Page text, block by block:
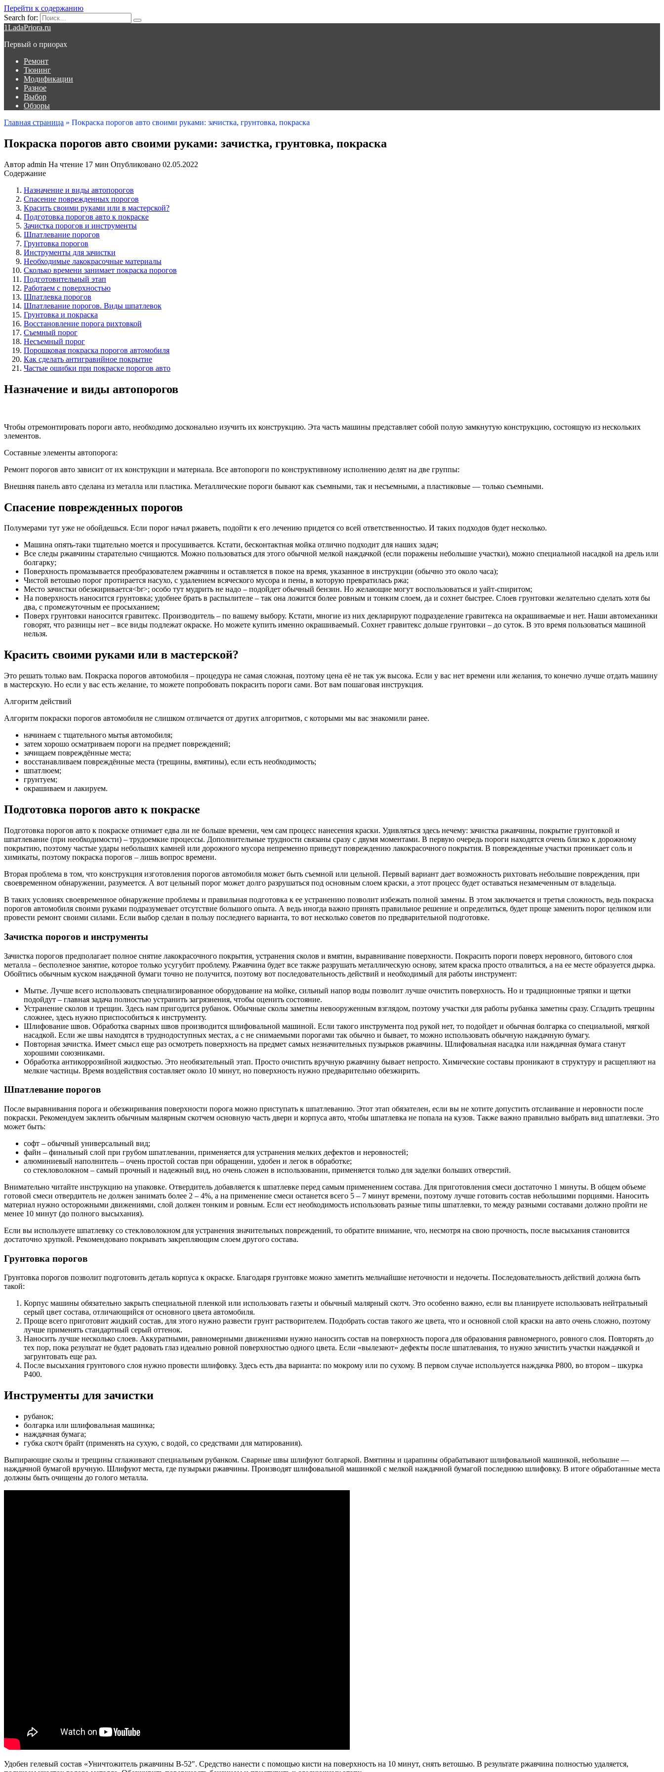
Перейти к содержанию
Search for:
1LadaPriora.ru
Первый о приорах
Ремонт
Тюнинг
Модификации
Разное
Выбор
Обзоры
Главная страница » Покраска порогов авто своими руками: зачистка, грунтовка, покраска
Покраска порогов авто своими руками: зачистка, грунтовка, покраска
Автор admin На чтение 17 мин Опубликовано 02.05.2022
Содержание
Назначение и виды автопорогов
Спасение поврежденных порогов
Красить своими руками или в мастерской?
Подготовка порогов авто к покраске
Зачистка порогов и инструменты
Шпатлевание порогов
Грунтовка порогов
Инструменты для зачистки
Необходимые лакокрасочные материалы
Сколько времени занимает покраска порогов
Подготовительный этап
Работаем с поверхностью
Шпатлевка порогов
Шпатлевание порогов. Виды шпатлевок
Грунтовка и покраска
Восстановление порога рихтовкой
Съемный порог
Несъемный порог
Порошковая покраска порогов автомобиля
Как сделать антигравийное покрытие
Частые ошибки при покраске порогов авто
Назначение и виды автопорогов
Чтобы отремонтировать пороги авто, необходимо досконально изучить их конструкцию. Эта часть машины представляет собой полую замкнутую конструкцию, состоящую из нескольких
элементов.
Составные элементы автопорога:
Ремонт порогов авто зависит от их конструкции и материала. Все автопороги по конструктивному исполнению делят на две группы:
Внешняя панель авто сделана из металла или пластика. Металлические пороги бывают как съемными, так и несъемными, а пластиковые — только съемными.
Спасение поврежденных порогов
Полумерами тут уже не обойдешься. Если порог начал ржаветь, подойти к его лечению придется со всей ответственностью. И таких подходов будет несколько.
Машина опять-таки тщательно моется и просушивается. Кстати, бесконтактная мойка отлично подходит для наших задач;
Все следы ржавчины старательно счищаются. Можно пользоваться для этого обычной мелкой наждачкой (если поражены небольшие участки), можно специальной насадкой на дрель или
болгарку;
Поверхность промазывается преобразователем ржавчины и оставляется в покое на время, указанное в инструкции (обычно это около часа);
Чистой ветошью порог протирается насухо, с удалением всяческого мусора и пены, в которую превратилась ржа;
Место зачистки обезжиривается<br>; особо тут мудрить не надо – подойдет обычный бензин. Но желающие могут воспользоваться и уайт-спиритом;
На поверхность наносится грунтовка; удобнее брать в распылителе – так она ложится более ровным и тонким слоем, да и сохнет быстрее. Слоев грунтовки желательно сделать хотя бы
два, с промежуточным ее просыханием;
Поверх грунтовки наносится гравитекс. Производитель – по вашему выбору. Кстати, многие из них декларируют подразделение гравитекса на окрашиваемые и нет. Наши автомеханики
говорят, что разницы нет – все виды подлежат окраске. Но можете купить именно окрашиваемый. Сохнет гравитекс дольше грунтовки – до суток. В это время пользоваться машиной
нельзя.
Красить своими руками или в мастерской?
Это решать только вам. Покраска порогов автомобиля – процедура не самая сложная, поэтому цена её не так уж высока. Если у вас нет времени или желания, то конечно лучше отдать машину
в мастерскую. Но если у вас есть желание, то можете попробовать покрасить пороги сами. Вот вам пошаговая инструкция.
Алгоритм действий
Алгоритм покраски порогов автомобиля не слишком отличается от других алгоритмов, с которыми мы вас знакомили ранее.
начинаем с тщательного мытья автомобиля;
затем хорошо осматриваем пороги на предмет повреждений;
зачищаем повреждённые места;
восстанавливаем повреждённые места (трещины, вмятины), если есть необходимость;
шпатлюем;
грунтуем;
окрашиваем и лакируем.
Подготовка порогов авто к покраске
Подготовка порогов авто к покраске отнимает едва ли не больше времени, чем сам процесс нанесения краски. Удивляться здесь нечему: зачистка ржавчины, покрытие грунтовкой и
шпатлевание (при необходимости) – трудоемкие процессы. Дополнительные трудности связаны сразу с двумя моментами. В первую очередь пороги находятся очень близко к дорожному
покрытию, поэтому частые удары небольших камней или дорожного мусора непременно приведут повреждению лакокрасочного покрытия. В поврежденные участки проникает соль и
химикаты, поэтому покраска порогов – лишь вопрос времени.
Вторая проблема в том, что конструкция изготовления порогов автомобиля может быть съемной или цельной. Первый вариант дает возможность рихтовать небольшие повреждения, при
своевременном обнаружении, разумеется. А вот цельный порог может долго разрушаться под основным слоем краски, а этот процесс будет оставаться незамеченным от владельца.
В таких условиях своевременное обнаружение проблемы и правильная подготовка к ее устранению позволит избежать полной замены. В этом заключается и третья сложность, ведь покраска
порогов автомобиля своими руками подразумевает отсутствие большого опыта. А ведь иногда важно принять правильное решение и определиться, будет проще заменить порог целиком или
провести ремонт своими силами. Если выбор сделан в пользу последнего варианта, то вот несколько советов по предварительной подготовке.
Зачистка порогов и инструменты
Зачистка порогов предполагает полное снятие лакокрасочного покрытия, устранения сколов и вмятин, выравнивание поверхности. Покрасить пороги поверх неровного, битового слоя
металла – бесполезное занятие, которое только усугубит проблему. Ржавчина будет все также разрушать металлическую основу, затем краска просто отвалиться, а на ее месте образуется дырка.
Обойтись обычным куском наждачной бумаги точно не получится, поэтому вот последовательность действий и необходимый для работы инструмент:
Мытье. Лучше всего использовать специализированное оборудование на мойке, сильный напор воды позволит лучше очистить поверхность. Но и традиционные тряпки и щетки
подойдут – главная задача полностью устранить загрязнения, чтобы оценить состояние.
Устранение сколов и трещин. Здесь нам пригодится рубанок. Обычные сколы заметны невооруженным взглядом, поэтому участки для работы рубанка заметны сразу. Сгладить трещины
сложнее, здесь нужно приспособиться к инструменту.
Шлифование швов. Обработка сварных швов производится шлифовальной машиной. Если такого инструмента под рукой нет, то подойдет и обычная болгарка со специальной, мягкой
насадкой. Если же швы находятся в труднодоступных местах, а с не снимаемыми порогами так обычно и бывает, то можно использовать обычную наждачную бумагу.
Повторная зачистка. Имеет смысл еще раз осмотреть поверхность на предмет самых незначительных пузырьков ржавчины. Шлифовальная насадка или наждачная бумага станут
хорошими союзниками.
Обработка антикоррозийной жидкостью. Это необязательный этап. Просто очистить вручную ржавчину бывает непросто. Химические составы проникают в структуру и расщепляют на
мелкие частицы. Время воздействия составляет около 10 минут, но поверхность нужно предварительно обезжирить.
Шпатлевание порогов
После выравнивания порога и обезжиривания поверхности порога можно приступать к шпатлеванию. Этот этап обязателен, если вы не хотите допустить отслаивание и неровности после
покраски. Рекомендуем заклеить обычным малярным скотчем основную часть двери и корпуса авто, чтобы шпатлевка не попала на кузов. Также важно правильно выбрать вид шпатлевки. Это
может быть:
софт – обычный универсальный вид;
файн – финальный слой при грубом шпатлевании, применяется для устранения мелких дефектов и неровностей;
алюминиевый наполнитель – очень простой состав при обращении, удобен и легок в обработке;
со стекловолокном – самый прочный и надежный вид, но очень сложен в использовании, применяется только для заделки больших отверстий.
Внимательно читайте инструкцию на упаковке. Отвердитель добавляется к шпатлевке перед самым применением состава. Для приготовления смеси достаточно 1 минуты. В общем объеме
готовой смеси отвердитель не должен занимать более 2 – 4%, а на применение смеси останется всего 5 – 7 минут времени, поэтому лучше готовить состав небольшими порциями. Наносить
материал нужно осторожными движениями, слой должен тонким и ровным. Если ест необходимость использовать разные типы шпатлевки, то между разными составами должно пройти не
менее 10 минут (до полного высыхания).
Если вы используете шпатлевку со стекловолокном для устранения значительных повреждений, то обратите внимание, что, несмотря на свою прочность, после высыхания становится
достаточно хрупкой. Рекомендовано покрывать закрепляющим слоем другого состава.
Грунтовка порогов
Грунтовка порогов позволит подготовить деталь корпуса к окраске. Благодаря грунтовке можно заметить мельчайшие неточности и недочеты. Последовательность действий должна быть
такой:
Корпус машины обязательно закрыть специальной пленкой или использовать газеты и обычный малярный скотч. Это особенно важно, если вы планируете использовать нейтральный
серый цвет состава, отличающийся от основного цвета автомобиля.
Проще всего приготовит жидкий состав, для этого нужно развести грунт растворителем. Подобрать состав такого же цвета, что и основной слой краски на авто очень сложно, поэтому
лучше применять стандартный серый оттенок.
Наносить лучше несколько слоев. Аккуратными, равномерными движениями нужно наносить состав на поверхность порога для образования равномерного, ровного слоя. Повторять до
тех пор, пока результат не будет радовать глаз идеально ровной поверхностью одного цвета. Если «вылезают» дефекты после шпатлевания, то нужно зачистить участки наждачкой и
загрунтовать еще раз.
После высыхания грунтового слоя нужно провести шлифовку. Здесь есть два варианта: по мокрому или по сухому. В первом случае используется наждачка Р800, во втором – шкурка
Р400.
Инструменты для зачистки
рубанок;
болгарка или шлифовальная машинка;
наждачная бумага;
губка скотч брайт (применять на сухую, с водой, со средствами для матирования).
Выпирающие сколы и трещины сглаживают специальным рубанком. Сварные швы шлифуют болгаркой. Вмятины и царапины обрабатывают шлифовальной машинкой, небольшие —
наждачной бумагой вручную. Шлифуют места, где пузырьки ржавчины. Производят шлифовальной машинкой с мелкой наждачной бумагой последнюю шлифовку. В итоге обработанные места
должны быть очищены до голого металла.
Удобен гелевый состав «Уничтожитель ржавчины В-52″. Средство нанести с помощью кисти на поверхность на 10 минут, снять ветошью. В результате ржавчина полностью удаляется,